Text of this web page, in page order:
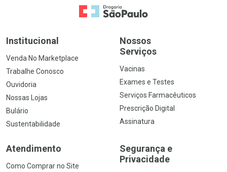
Ir para a Home
Institucional
Venda No Marketplace
Trabalhe Conosco
Ouvidoria
Nossas Lojas
Bulário
Sustentabilidade
Nossos
Serviços
Vacinas
Exames e Testes
Serviços Farmacêuticos
Prescrição Digital
Assinatura
Atendimento
Como Comprar no Site
Segurança e
Privacidade